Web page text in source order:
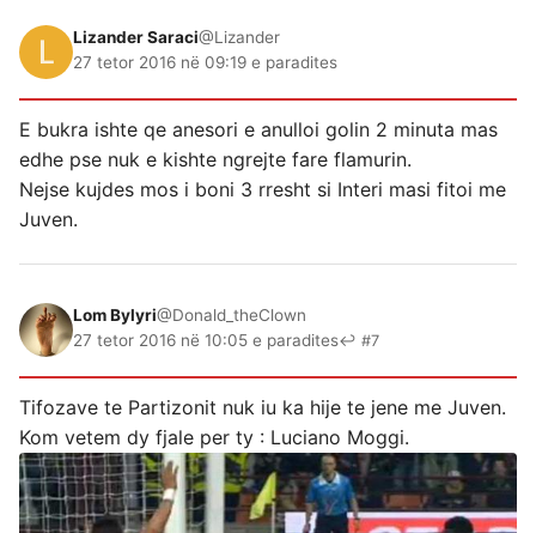
Lizander Saraci@Lizander
27 tetor 2016 në 09:19 e paradites
E bukra ishte qe anesori e anulloi golin 2 minuta mas
edhe pse nuk e kishte ngrejte fare flamurin.
Nejse kujdes mos i boni 3 rresht si Interi masi fitoi me
Juven.
Lom Bylyri@Donald_theClown
27 tetor 2016 në 10:05 e paradites↩ #7
Tifozave te Partizonit nuk iu ka hije te jene me Juven.
Kom vetem dy fjale per ty : Luciano Moggi.